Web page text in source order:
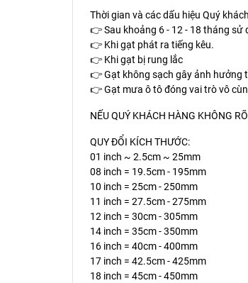
Thời gian và các dấu hiệu Quý
👉 Sau khoảng 6 - 12 - 18 tháng
👉 Khi gạt phát ra tiếng kêu.
👉 Khi gạt bị rung lắc
👉 Gạt không sạch gây ảnh hưởng
👉 Gạt mưa ô tô đóng vai trò vô
NẾU QUÝ KHÁCH HÀNG KHÔNG
QUY ĐỔI KÍCH THƯỚC:
01 inch ~ 2.5cm ~ 25mm
08 inch = 19.5cm - 195mm
10 inch = 25cm - 250mm
11 inch = 27.5cm - 275mm
12 inch = 30cm - 305mm
14 inch = 35cm - 350mm
16 inch = 40cm - 400mm
17 inch = 42.5cm - 425mm
18 inch = 45cm - 450mm